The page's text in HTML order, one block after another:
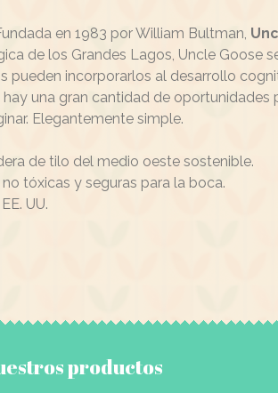
en 1983 por William Bultman,
de los Grandes Lagos, Uncle Goose
pueden incorporarlos al desarrollo
una gran cantidad de
Elegantemente simple.
de tilo del medio oeste sostenible.
tóxicas y seguras para la boca.
UU.
productos